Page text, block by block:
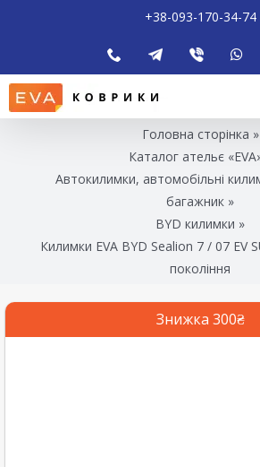
+38-093-170-34-74
Головна сторінка »
Каталог ательє
Автокилимки, автомобільні
багажник »
BYD килимки »
Килимки EVA BYD Sealion 7 / 07 EV
покоління
Знижка 300₴